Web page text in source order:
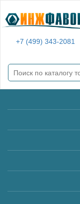
+7 (499) 343-2081